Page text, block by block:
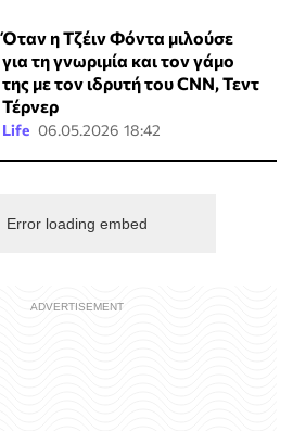
Όταν η Τζέιν Φόντα μιλούσε
για τη γνωριμία και τον γάμο
της με τον ιδρυτή του CNN, Τεντ
Τέρνερ
Life 06.05.2026 18:42
Error loading embed